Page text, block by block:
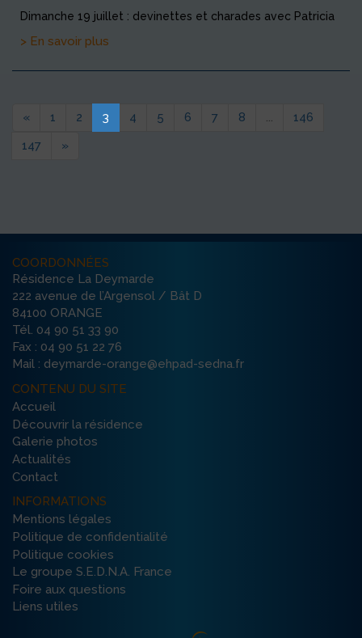
Dimanche 19 juillet : devinettes et charades avec Patricia
> En savoir plus
« 1 2 3 4 5 6 7 8 ...
146
147
»
COORDONNÉES
Résidence La Deymarde
222 avenue de l’Argensol / Bât D
84100 ORANGE
Tél. 04 90 51 33 90
Fax : 04 90 51 22 76
Mail : deymarde-orange@ehpad-sedna.fr
CONTENU DU SITE
Accueil
Découvrir la résidence
Galerie photos
Actualités
Contact
INFORMATIONS
Mentions légales
Politique de confidentialité
Politique cookies
Le groupe S.E.D.N.A. France
Foire aux questions
Liens utiles